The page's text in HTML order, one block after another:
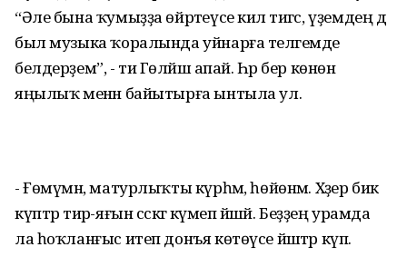
“Әле бына ҡумыҙҙа өйрәтеүсе килә тигәс, үҙемдең дә
был музыка ҡоралында уйнарға теләгемде
белдерҙем”, - ти Гөләйшә апай. Һәр бер көнөн
яңылыҡ менән байытырға ынтыла ул.
- Ғөмүмән, матурлыҡты күрһәм, һөйөнәм. Хәҙер бик
күптәр тирә-яғын сәскәгә күмеп йәшәй. Беҙҙең урамда
ла һоҡланғыс итеп донъя көтөүсе йәштәр күп.